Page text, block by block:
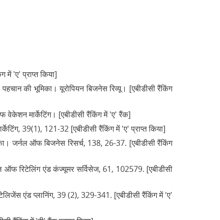
में 'ए' प्राप्त किया]
की भूमिका। यूरोपियन बिजनेस रिव्यू। [एबीडीसी रैंकिंग
वेकेशन मार्केटिंग। [एबीडीसी रैंकिंग में 'ए' रैंक]
39(1), 121-32 [एबीडीसी रैंकिंग में 'ए' प्राप्त किया]
जर्नल ऑफ बिजनेस रिसर्च, 138, 26-37. [एबीडीसी रैंकिंग
ऑफ रिटेलिंग एंड कंज्यूमर सर्विसेज, 61, 102579. [एबीडीसी
एंड प्लानिंग, 39 (2), 329-341. [एबीडीसी रैंकिंग में 'ए'